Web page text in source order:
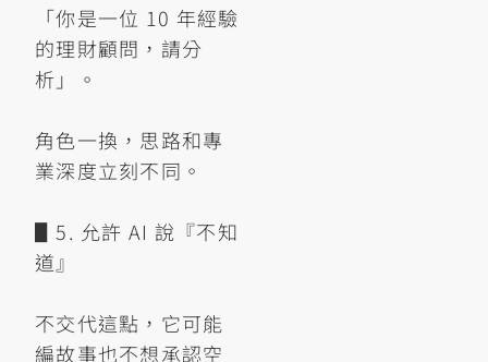
「你是一位 10 年經驗
的理財顧問，請分
析」。
角色一換，思路和專
業深度立刻不同。
▋5. 允許 AI 說『不知
道』
不交代這點，它可能
編故事也不想承認空